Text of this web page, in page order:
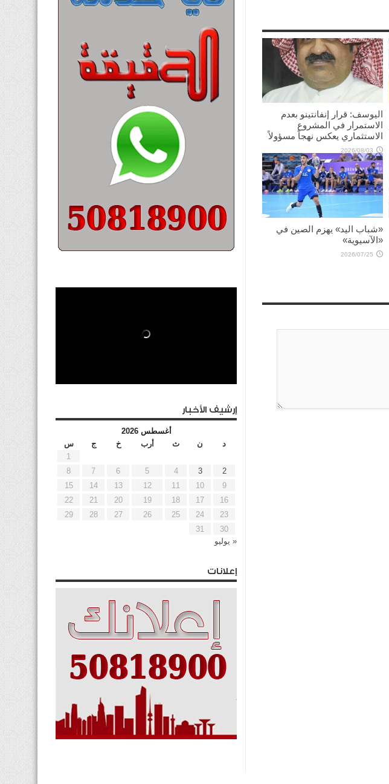
اليوسف: قرار إنفانتينو بعدم
الاستمرار في المشروع
الاستثماري يعكس نهجاً مسؤولاً
2026/08/03
«شباب اليد» يهزم الصين في
«الآسيوية»
2026/07/25
إرشيف الأخبار
أغسطس 2026
د
ن ث أرب خ ج
س
1
2
3
4
5
6
7
8
9
10
11
12
13
14
15
16
17
18
19
20
21
22
23
24
25
26
27
28
29
30
31
« يوليو
إعلانات